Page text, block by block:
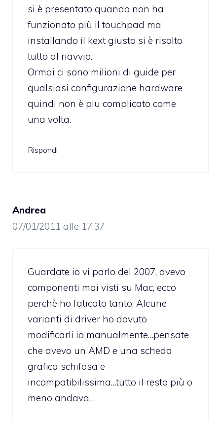
si è presentato quando non ha
funzionato più il touchpad ma
installando il kext giusto si è risolto
tutto al riavvio..
Ormai ci sono milioni di guide per
qualsiasi configurazione hardware
quindi non è piu complicato come
una volta.
Rispondi
Andrea
07/01/2011 alle 17:37
Guardate io vi parlo del 2007, avevo
componenti mai visti su Mac, ecco
perchè ho faticato tanto. Alcune
varianti di driver ho dovuto
modificarli io manualmente…pensate
che avevo un AMD e una scheda
grafica schifosa e
incompatibilissima…tutto il resto più o
meno andava…